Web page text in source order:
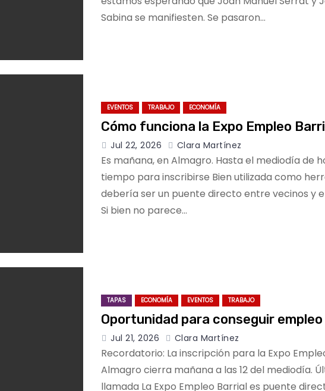
Sabina se manifiesten. Se pasaron…
EVENTOS TRABAJO ECONOMÍA
Cómo funciona la Expo Empleo
Jul 22, 2026 Clara Martínez
Es mañana, en Almagro. Hasta el mediodía de
tiempo para inscribirse Bien utilizada como
debería ser un puente directo entre vecinos y
Si bien no parece…
TAPAS ECONOMÍA EVENTOS TRABAJO
Oportunidad para conseguir empleo
Jul 21, 2026 Clara Martínez
Recordatorio: La inscripción para la Expo
Almagro cierra mañana a las 12 del mediodía.
llamada La Expo Empleo Barrial es puente